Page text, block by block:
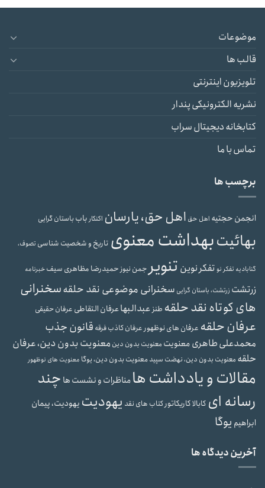
موضوعات
قالب ها
تلویزیون اینترنتی
نشریه الکترونیکی پندار
کتابخانه دیجیتال سراب
تماس با ما
برچسب ها
انجمن حجتیه اهل حق اهل حق، یارسان اکنکار باب باستان گرایی
بهائیتبهداشت معنوی تاریخ و شخصیت شناسی تصوف،
گنابادیه تفکر نوتفکر نوین تنویر جمن نیوز حمیدرضا مظاهری سیفخبرنامه
زرتشت زرتشت، باستان گرایی سخنرانی موضوعی نقد حلقهسخنرانی
های کوتاه نقد حلقه طنز عبدالبهاعرفان التقاطی عرفان حقیقی
عرفان حلقه عرفان های نوظهور عرفان کاذبفرقه قانون جذب
محمدعلی طاهریمعنویت معنویت بدون دین معنویت بدون دین، عرفان
حلقه معنویت بدون دین، نهضت سپیدمعنویت بدون دین، یوگا معنویت های نوظهور
مقالات و یادداشت هامناظرات و نشست ها چند
رسانه ای کابالاکاریکاتور کتاب های نقد یهودیت یهودیت، پیمان
ابراهیم یوگا
آخرین دیدگاه ها